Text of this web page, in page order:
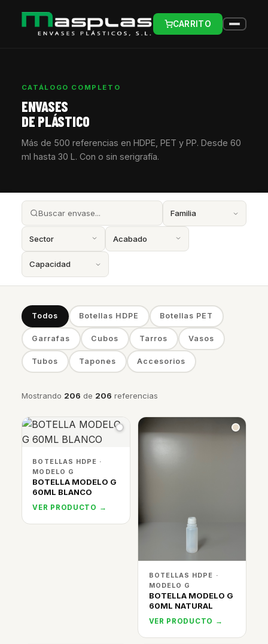
CARRITO
CATÁLOGO COMPLETO
ENVASES
DE PLÁSTICO
Más de 500 referencias en HDPE, PET y PP. Desde 60
ml hasta 30 L. Con o sin serigrafía.
Todos Botellas HDPE Botellas PET
Garrafas Cubos Tarros Vasos
Tubos Tapones Accesorios
Mostrando 206 de 206 referencias
BOTELLAS HDPE ·
MODELO G
BOTELLA MODELO G
60ML BLANCO
VER PRODUCTO →
BOTELLAS HDPE ·
MODELO G
BOTELLA MODELO G
60ML NATURAL
VER PRODUCTO →